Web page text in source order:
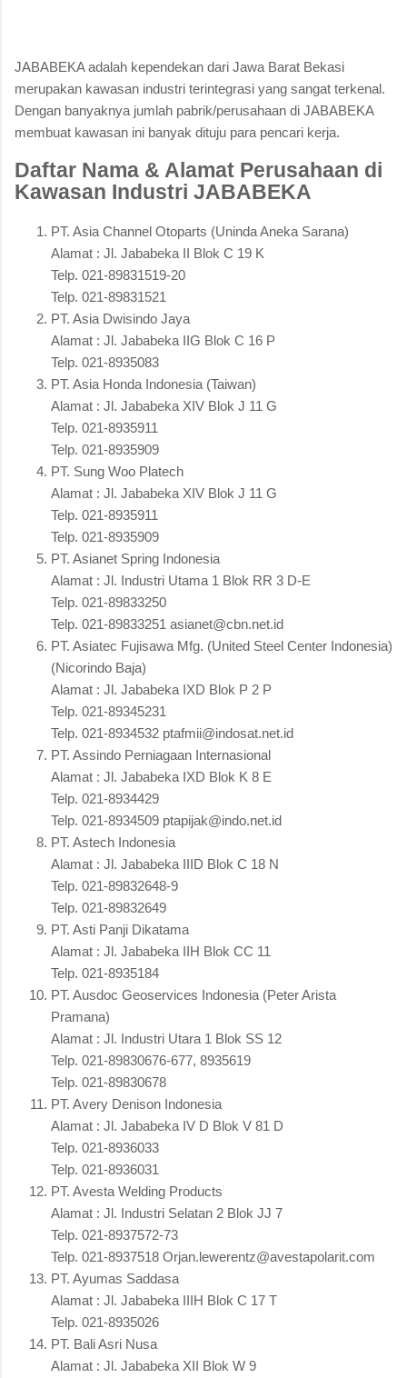
JABABEKA adalah kependekan dari Jawa Barat Bekasi
merupakan kawasan industri terintegrasi yang sangat terkenal.
Dengan banyaknya jumlah pabrik/perusahaan di JABABEKA
membuat kawasan ini banyak dituju para pencari kerja.
Daftar Nama & Alamat Perusahaan di
Kawasan Industri JABABEKA
PT. Asia Channel Otoparts (Uninda Aneka Sarana)
Alamat : Jl. Jababeka II Blok C 19 K
Telp. 021-89831519-20
Telp. 021-89831521
PT. Asia Dwisindo Jaya
Alamat : Jl. Jababeka IIG Blok C 16 P
Telp. 021-8935083
PT. Asia Honda Indonesia (Taiwan)
Alamat : Jl. Jababeka XIV Blok J 11 G
Telp. 021-8935911
Telp. 021-8935909
PT. Sung Woo Platech
Alamat : Jl. Jababeka XIV Blok J 11 G
Telp. 021-8935911
Telp. 021-8935909
PT. Asianet Spring Indonesia
Alamat : Jl. Industri Utama 1 Blok RR 3 D-E
Telp. 021-89833250
Telp. 021-89833251 asianet@cbn.net.id
PT. Asiatec Fujisawa Mfg. (United Steel Center Indonesia)
(Nicorindo Baja)
Alamat : Jl. Jababeka IXD Blok P 2 P
Telp. 021-89345231
Telp. 021-8934532 ptafmii@indosat.net.id
PT. Assindo Perniagaan Internasional
Alamat : Jl. Jababeka IXD Blok K 8 E
Telp. 021-8934429
Telp. 021-8934509 ptapijak@indo.net.id
PT. Astech Indonesia
Alamat : Jl. Jababeka IIID Blok C 18 N
Telp. 021-89832648-9
Telp. 021-89832649
PT. Asti Panji Dikatama
Alamat : Jl. Jababeka IIH Blok CC 11
Telp. 021-8935184
PT. Ausdoc Geoservices Indonesia (Peter Arista
Pramana)
Alamat : Jl. Industri Utara 1 Blok SS 12
Telp. 021-89830676-677, 8935619
Telp. 021-89830678
PT. Avery Denison Indonesia
Alamat : Jl. Jababeka IV D Blok V 81 D
Telp. 021-8936033
Telp. 021-8936031
PT. Avesta Welding Products
Alamat : Jl. Industri Selatan 2 Blok JJ 7
Telp. 021-8937572-73
Telp. 021-8937518 Orjan.lewerentz@avestapolarit.com
PT. Ayumas Saddasa
Alamat : Jl. Jababeka IIIH Blok C 17 T
Telp. 021-8935026
PT. Bali Asri Nusa
Alamat : Jl. Jababeka XII Blok W 9